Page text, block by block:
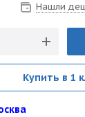
Нашли
Купить в 1